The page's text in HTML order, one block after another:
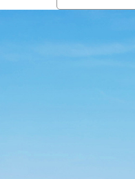
トゥールダルジャン 東